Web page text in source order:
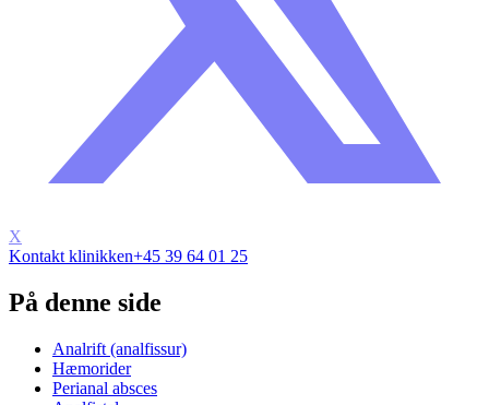
X
Kontakt klinikken+45 39 64 01 25
På denne side
Analrift (analfissur)
Hæmorider
Perianal absces